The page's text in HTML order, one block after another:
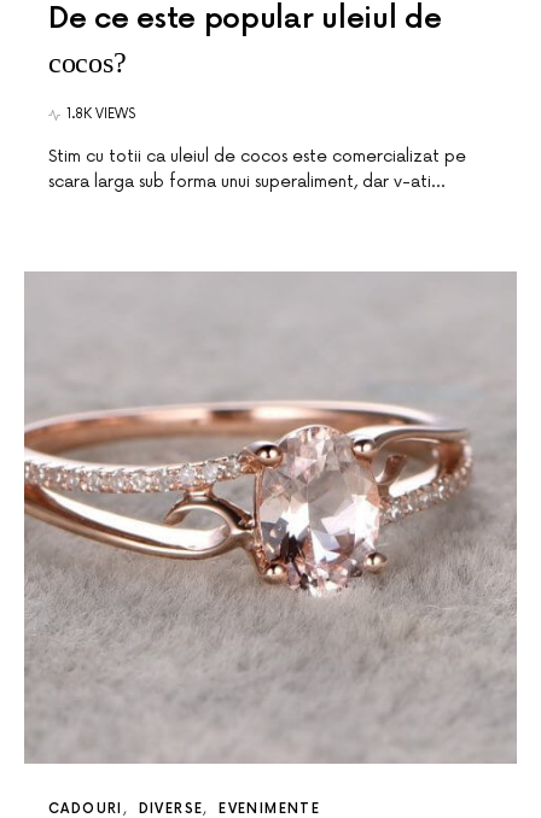
De ce este popular uleiul de
cocos?
1.8K VIEWS
Stim cu totii ca uleiul de cocos este comercializat pe
scara larga sub forma unui superaliment, dar v-ati…
CADOURI DIVERSE EVENIMENTE